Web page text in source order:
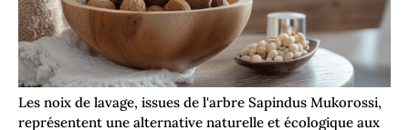
Les noix de lavage, issues de l'arbre Sapindus Mukorossi,
représentent une alternative naturelle et écologique aux